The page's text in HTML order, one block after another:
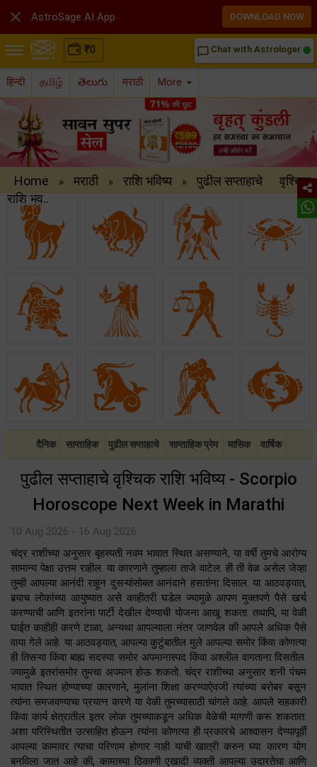
₹0 chat_bubble_outline Chat with Astrologer
हिन्दी தமிழ் తెలుగు मराठी More
Home » मराठी » राशि भविष्य » पुढील सप्ताहाचे
वृश्चिक
राशि भव..
दैनिक साप्ताहिक पुढील सप्ताहाचे साप्ताहिक प्रेम मासिक वार्षिक
पुढील सप्ताहाचे वृश्चिक राशि भविष्य - Scorpio
Horoscope Next Week in Marathi
10 Aug 2026 - 16 Aug 2026
चंद्र राशीच्या अनुसार बृहस्पती नवम भावात स्थित असण्याने, या वर्षी तुमचे आरोग्य
सामान्य पेक्षा उत्तम राहील. या कारणाने तुम्हाला ताजे वाटेल. ही ती वेळ असेल जेव्हा
तुम्ही आपल्या आनंदी राहून दुसऱ्यांसोबत आनंदाने हसतांना दिसाल. या आठवड्यात,
बर्‍याच लोकांच्या आयुष्यात असे काहीतरी घडेल ज्यामुळे आपण मुक्तपणे पैसे खर्च
करण्याची आणि इतरांना पार्टी देखील देण्याची योजना आखू शकता. तथापि, या वेळी
घाईत काहीही करणे टाळा, अन्यथा आपल्याला नंतर जाणवेल की आपले अधिक पैसे
वाया गेले आहे. या आठवड्यात, आपल्या कुटुंबातील मुले आपल्या समोर किंवा कोणत्या
ही तिसऱ्या किंवा बाह्य सदस्या समोर अपमानास्पद किंवा अश्लील वागताना दिसतील.
ज्यामुळे इतरांसमोर तुमचा अपमान होऊ शकतो. चंद्र राशीच्या अनुसार शनी पंचम
भावात स्थित होण्याच्या कारणाने, मुलांना शिक्षा करण्याऐवजी त्यांच्या बरोबर बसून
त्यांना समजवण्याचा प्रयत्न करणे या वेळी तुमच्यासाठी चांगले आहे. आपले सहकारी
किंवा कार्य क्षेत्रातील इतर लोक तुमच्याकडून अधिक वेळेची मागणी करू शकतात.
अशा परिस्थितीत उत्साहित होऊन त्यांना कोणत्या ही प्रकारचे आश्वासन देण्यापूर्वी
आपल्या कामावर त्याचा परिणाम होणार नाही याची खात्री करुन घ्या. कारण योग
बनविला जात आहे की, कामाच्या ठिकाणी एखादी व्यक्ती आपल्या उदारतेचा आणि
 AstroSage AI App DOWNLOAD NOW